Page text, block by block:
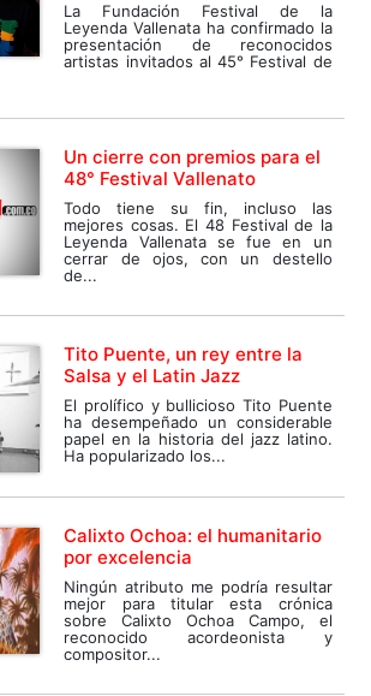
La Fundación Festival de la
Leyenda Vallenata ha confirmado la
presentación de reconocidos
artistas invitados al 45° Festival de
Un cierre con premios para el
48° Festival Vallenato
Todo tiene su fin, incluso las
mejores cosas. El 48 Festival de la
Leyenda Vallenata se fue en un
cerrar de ojos, con un destello
de...
Tito Puente, un rey entre la
Salsa y el Latin Jazz
El prolífico y bullicioso Tito Puente
ha desempeñado un considerable
papel en la historia del jazz latino.
Ha popularizado los...
Calixto Ochoa: el humanitario
por excelencia
Ningún atributo me podría resultar
mejor para titular esta crónica
sobre Calixto Ochoa Campo, el
reconocido acordeonista y
compositor...